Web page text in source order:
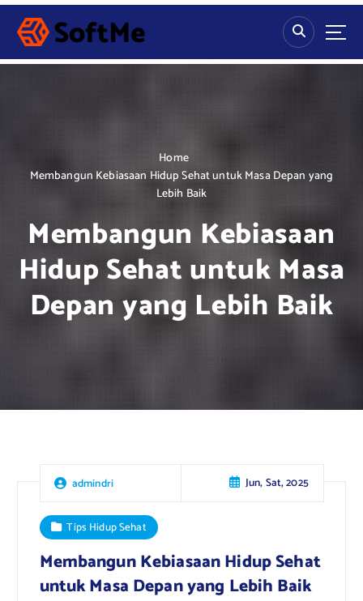
S
p
Home
Membangun Kebiasaan Hidup Sehat untuk Masa Depan yang
Lebih Baik
Membangun Kebiasaan
Hidup Sehat untuk Masa
Depan yang Lebih Baik
admindri Jun, Sat, 2025
Tips Hidup Sehat
Membangun Kebiasaan Hidup Sehat
untuk Masa Depan yang Lebih Baik